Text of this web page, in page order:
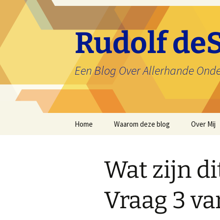
inhoud
Rudolf
Een Blog Over Allerhande
Home Waarom deze blog Over Mij
Wat zijn
Vraag 3